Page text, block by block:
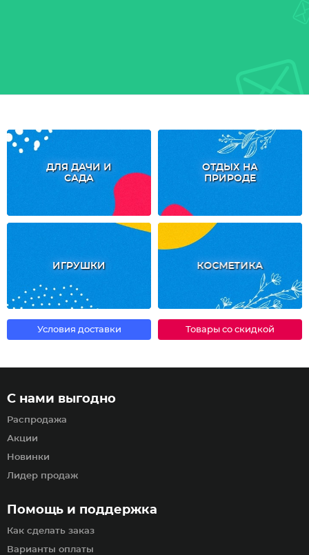
ДЛЯ ДАЧИ И
САДА
ОТДЫХ НА
ПРИРОДЕ
ИГРУШКИ КОСМЕТИКА
Условия доставки Товары со скидкой
Помощь и поддержка
Как сделать заказ
Варианты оплаты
С нами выгодно
Распродажа
Акции
Новинки
Лидер продаж